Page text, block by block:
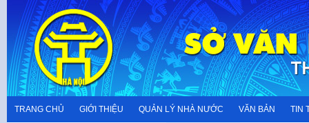
content
TRANG CHỦ GIỚI THIỆU QUẢN LÝ NHÀ NƯỚC VĂN BẢN TIN